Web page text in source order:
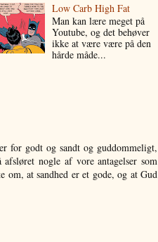
Low Carb High Fat
Man kan lære meget på
Youtube, og det behøver
ikke at være være på den
hårde måde...
for godt og sandt og guddommeligt,
nogle af vore antagelser som
at sandhed er et gode, og at Gud